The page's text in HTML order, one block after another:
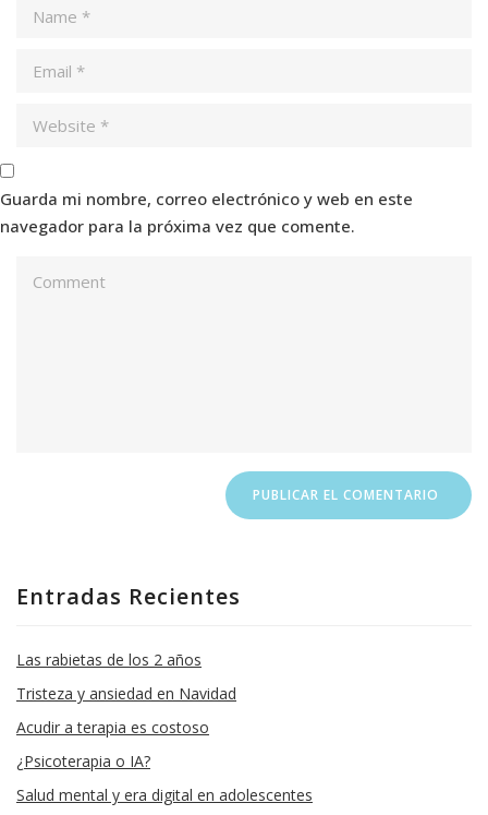
Guarda mi nombre, correo electrónico y web en este
navegador para la próxima vez que comente.
Entradas Recientes
Las rabietas de los 2 años
Tristeza y ansiedad en Navidad
Acudir a terapia es costoso
¿Psicoterapia o IA?
Salud mental y era digital en adolescentes